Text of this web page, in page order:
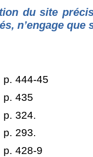
du site
n’engage que
p. 444-45
p. 435
p. 324.
p. 293.
p. 428-9